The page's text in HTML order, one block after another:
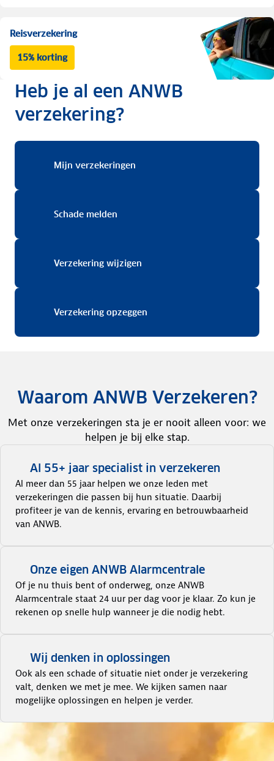
Reisverzekering
15% korting
Heb je al een ANWB
verzekering?
Mijn verzekeringen
Schade melden
Verzekering wijzigen
Verzekering opzeggen
Waarom ANWB Verzekeren?
Met onze verzekeringen sta je er nooit alleen voor: we
helpen je bij elke stap.
Al 55+ jaar specialist in verzekeren
Al meer dan 55 jaar helpen we onze leden met
verzekeringen die passen bij hun situatie. Daarbij
profiteer je van de kennis, ervaring en betrouwbaarheid
van ANWB.
Onze eigen ANWB Alarmcentrale
Of je nu thuis bent of onderweg, onze ANWB
Alarmcentrale staat 24 uur per dag voor je klaar. Zo kun je
rekenen op snelle hulp wanneer je die nodig hebt.
Wij denken in oplossingen
Ook als een schade of situatie niet onder je verzekering
valt, denken we met je mee. We kijken samen naar
mogelijke oplossingen en helpen je verder.